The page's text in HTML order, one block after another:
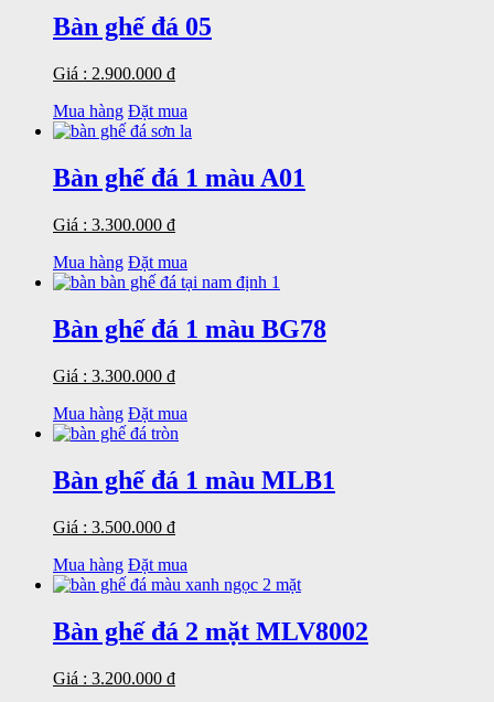
Bàn ghế đá 05
Giá : 2.900.000 đ
Mua hàng Đặt mua
Bàn ghế đá 1 màu A01
Giá : 3.300.000 đ
Mua hàng Đặt mua
Bàn ghế đá 1 màu BG78
Giá : 3.300.000 đ
Mua hàng Đặt mua
Bàn ghế đá 1 màu MLB1
Giá : 3.500.000 đ
Mua hàng Đặt mua
Bàn ghế đá 2 mặt MLV8002
Giá : 3.200.000 đ